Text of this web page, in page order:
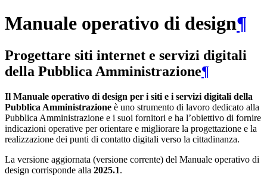
Manuale operativo di design¶
Progettare siti internet e servizi digitali
della Pubblica Amministrazione¶
Il Manuale operativo di design per i siti e i servizi digitali della
Pubblica Amministrazione è uno strumento di lavoro dedicato alla
Pubblica Amministrazione e i suoi fornitori e ha l’obiettivo di fornire
indicazioni operative per orientare e migliorare la progettazione e la
realizzazione dei punti di contatto digitali verso la cittadinanza.
La versione aggiornata (versione corrente) del Manuale operativo di
design corrisponde alla 2025.1.